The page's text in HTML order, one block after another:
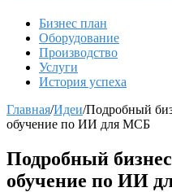
Бизнес план
Оборудование
Производство
Услуги
История успеха
Главная/Идеи/Подробный
обучение по ИИ для МСБ
Подробный
обучение по ИИ